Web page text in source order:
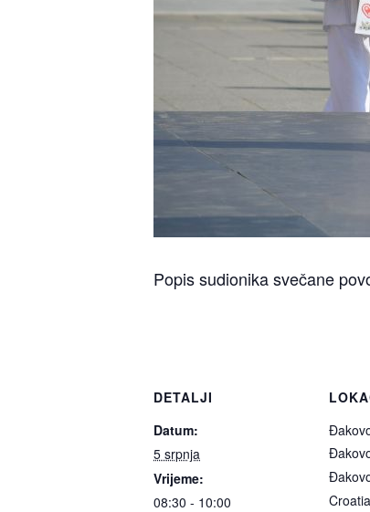
Popis sudionika svečane
DETALJI
Datum:
5 srpnja
Vrijeme:
08:30 - 10:00